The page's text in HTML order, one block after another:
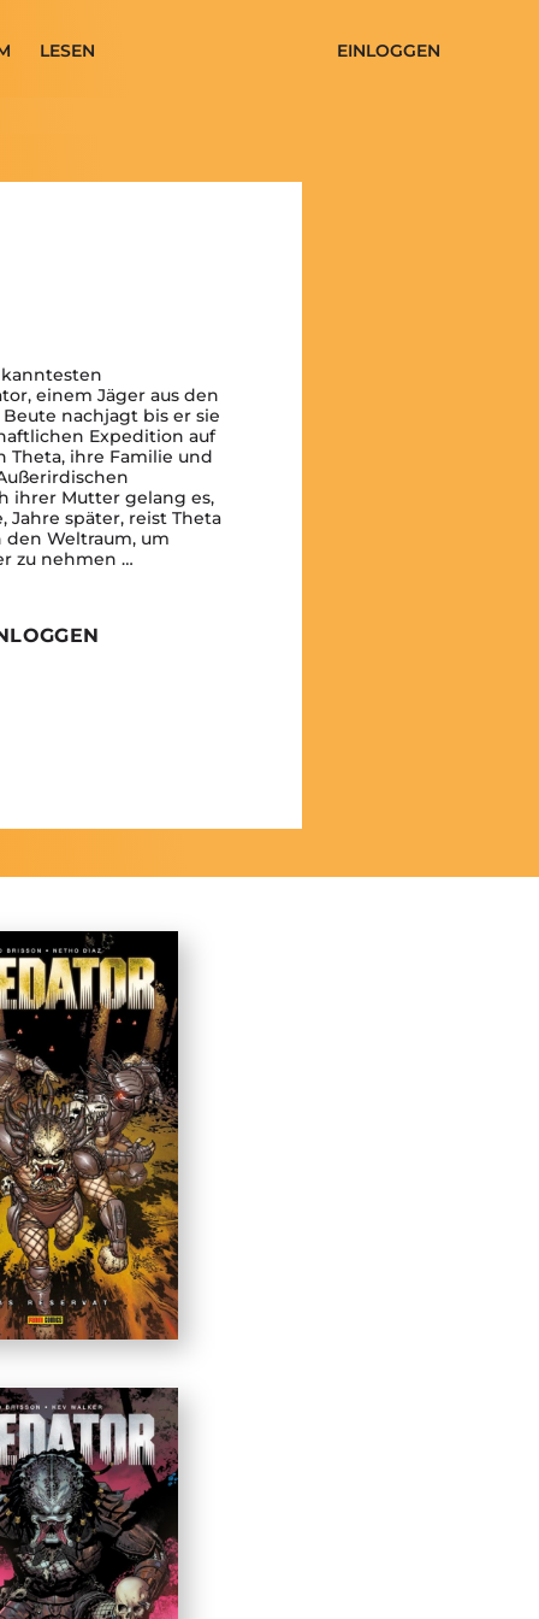
LESEN EINLOGGEN
einem Jäger aus den
nachjagt bis er sie
Expedition auf
ihre Familie und
ihrer Mutter gelang es,
Jahre später, reist Theta
den Weltraum, um
zu nehmen …